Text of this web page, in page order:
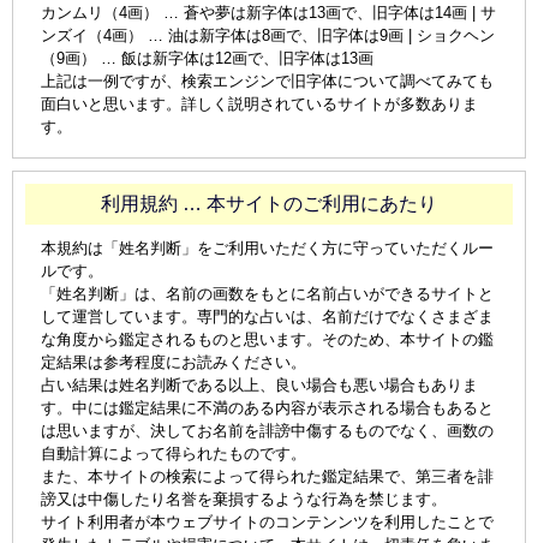
カンムリ（4画） … 蒼や夢は新字体は13画で、旧字体は14画 | サ
ンズイ（4画） … 油は新字体は8画で、旧字体は9画 | ショクヘン
（9画） … 飯は新字体は12画で、旧字体は13画
上記は一例ですが、検索エンジンで旧字体について調べてみても
面白いと思います。詳しく説明されているサイトが多数ありま
す。
利用規約 … 本サイトのご利用にあたり
本規約は「姓名判断」をご利用いただく方に守っていただくルー
ルです。
「姓名判断」は、名前の画数をもとに名前占いができるサイトと
して運営しています。専門的な占いは、名前だけでなくさまざま
な角度から鑑定されるものと思います。そのため、本サイトの鑑
定結果は参考程度にお読みください。
占い結果は姓名判断である以上、良い場合も悪い場合もありま
す。中には鑑定結果に不満のある内容が表示される場合もあると
は思いますが、決してお名前を誹謗中傷するものでなく、画数の
自動計算によって得られたものです。
また、本サイトの検索によって得られた鑑定結果で、第三者を誹
謗又は中傷したり名誉を棄損するような行為を禁じます。
サイト利用者が本ウェブサイトのコンテンンツを利用したことで